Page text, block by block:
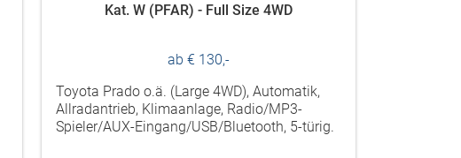
Kat. W (PFAR) - Full Size 4WD
ab € 130,-
Toyota Prado o.ä. (Large 4WD), Automatik,
Allradantrieb, Klimaanlage, Radio/MP3-
Spieler/AUX-Eingang/USB/Bluetooth, 5-türig.